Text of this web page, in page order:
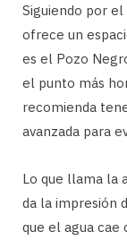
Siguiendo por
ofrece un
es el Pozo
el punto más
recomienda
avanzada para
Lo que llama la
da la impresión
que el agua cae